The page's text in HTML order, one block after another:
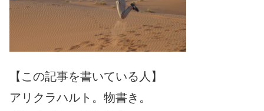
【この記事を書いている人】
アリクラハルト。物書き。